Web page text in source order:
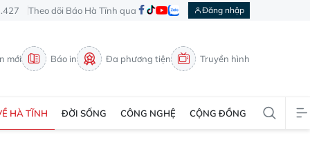
Theo dõi Báo Hà Tĩnh qua Đăng nhập
mới Báo in Đa phương tiện Truyền hình
HÀ TĨNH ĐỜI SỐNG CÔNG NGHỆ CỘNG ĐỒNG